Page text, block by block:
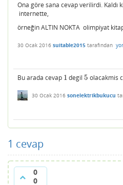
Ona göre sana cevap verilirdi. Kaldı
internette,
örneğin ALTIN NOKTA olimpiyat
30 Ocak 2016 suitable2015 tarafından
Bu arada cevap 1
1degil5
5 olacakmis
30 Ocak 2016 sonelektrikbukucu
1 cevap
0
0